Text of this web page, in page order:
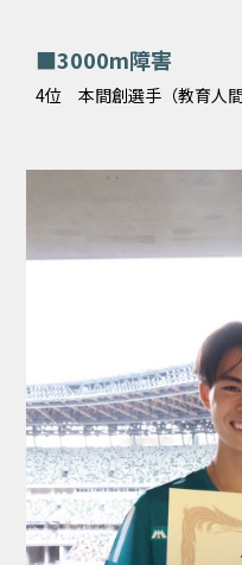
■3000m障害
4位 本間創選手（教育人間